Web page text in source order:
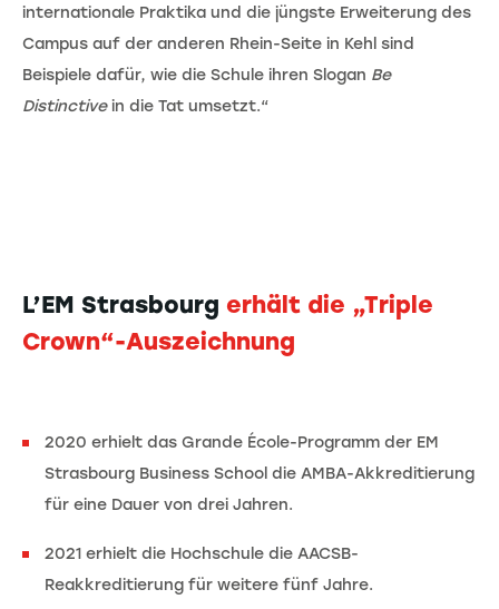
internationale Praktika und die jüngste Erweiterung des
Campus auf der anderen Rhein-Seite in Kehl sind
Beispiele dafür, wie die Schule ihren Slogan Be
Distinctivein die Tat umsetzt.“
L’EM Strasbourg erhält die „Triple
Crown“-Auszeichnung
2020 erhielt das Grande École-Programm der EM
Strasbourg Business School die AMBA-Akkreditierung
für eine Dauer von drei Jahren.
2021 erhielt die Hochschule die AACSB-
Reakkreditierung für weitere fünf Jahre.